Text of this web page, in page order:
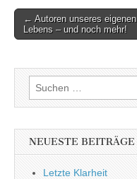
Post
navigation
← Autoren unseres eigenen
Lebens – und noch mehr!
Suchen
nach:
NEUESTE BEITRÄGE
Letzte Klarheit